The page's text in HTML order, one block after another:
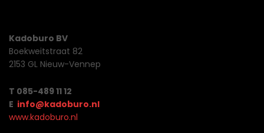
Kadoburo BV
Boekweitstraat 82
2153 GL Nieuw-Vennep
T 085-489 11 12
E info@kadoburo.nl
www.kadoburo.nl